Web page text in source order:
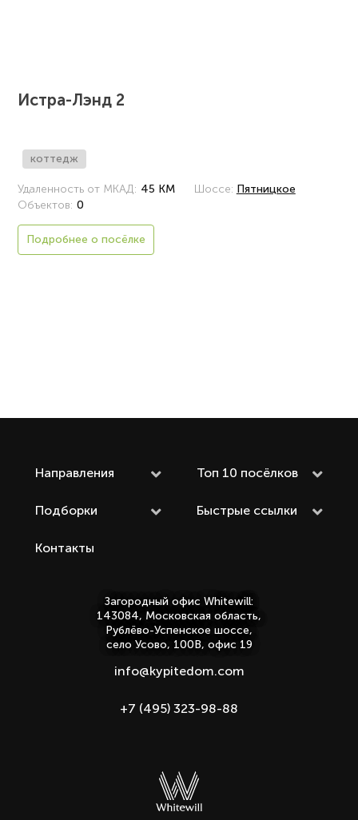
Истра-Лэнд 2
коттедж
Удаленность от МКАД: 45 КМ Шоссе: Пятницкое
Объектов: 0
Подробнее о посёлке
Направления Топ 10 посёлков
Подборки Быстрые ссылки
Контакты
Загородный офис Whitewill:
143084, Московская область,
Рублёво-Успенское шоссе,
село Усово, 100В, офис 19
info@kypitedom.com
+7 (495) 323-98-88